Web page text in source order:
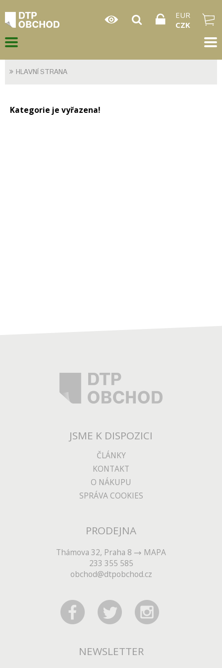
EUR
CZK
HLAVNÍ STRANA
Kategorie je vyřazena!
JSME K DISPOZICI
ČLÁNKY
KONTAKT
O NÁKUPU
SPRÁVA COOKIES
PRODEJNA
Thámova 32, Praha 8
MAPA
233 355 585
obchod@dtpobchod.cz
NEWSLETTER